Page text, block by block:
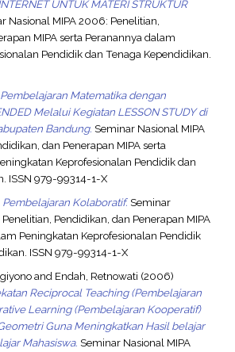
UNTUK MATERI STRUKTUR
Nasional MIPA 2006: Penelitian,
MIPA serta Peranannya dalam
Pendidik dan Tenaga Kependidikan.
Pembelajaran Matematika dengan
Melalui Kegiatan LESSON STUDY di
Bandung. Seminar Nasional MIPA
dan Penerapan MIPA serta
Keprofesionalan Pendidik dan
ISSN 979-99314-1-X
Pembelajaran Kolaboratif.Seminar
Pendidikan, dan Penerapan MIPA
Peningkatan Keprofesionalan Pendidik
ISSN 979-99314-1-X
and Endah, Retnowati (2006)
Reciprocal Teaching (Pembelajaran
Learning (Pembelajaran Kooperatif)
Guna Meningkatkan Hasil belajar
Mahasiswa. Seminar Nasional MIPA